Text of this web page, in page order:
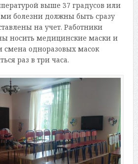
выше 37 градусов или
болезни должны быть сразу
на учет. Работники
носить медицинские маски и
смена одноразовых масок
раз в три часа.